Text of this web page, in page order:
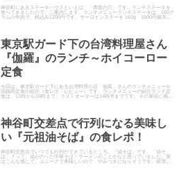
神谷町にあるステーキハウスといえば、「青龍の穴」です。ランチステーキを
食べてきましたので、ご案内します。ランチメニューランチステーキは、160グ
ラムの牛肉で、税込み1200円です。サーロインステーキ 160g 1500円最高級
東京駅ガード下の台湾料理屋さん
『伽羅』のランチ～ホイコーロー
定食
今回は、東京駅ガード下にある台湾料理の店「伽羅」さんのランチメニューや
回鍋肉定食の紹介（食レポ・レビュー）です。ランチメニューの紹介ランチ定
食は、11時から15時まで。ラストオーダーは14時半までです。その筆頭に掲げ
神谷町交差点で行列になる美味し
い『元祖油そば』の食レポ！
神谷町交差点でいつでも行列ができているところ。『油そば』です。「油そ
ば」？って、油がのった中華そば・ラーメンのことかなと思っていました。実
はこんな感じで、ユニークで美味しいので、やみつきになりそうです。面増し